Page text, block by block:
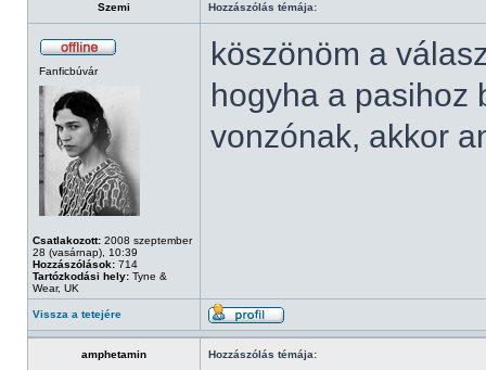
Szemi Hozzászólás témája:
Fanficbúvár
Csatlakozott: 2008 szeptember
28 (vasárnap), 10:39
Hozzászólások: 714
Tartózkodási hely: Tyne &
Wear, UK
köszönöm a
hogyha a pasihoz
vonzónak, akkor
Vissza a tetejére
amphetamin Hozzászólás témája: